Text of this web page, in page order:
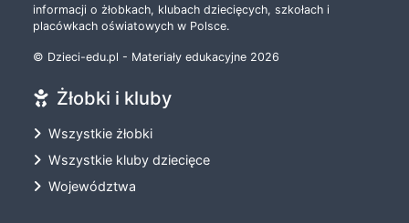
informacji o żłobkach, klubach dziecięcych, szkołach i
placówkach oświatowych w Polsce.
© Dzieci-edu.pl - Materiały edukacyjne 2026
Żłobki i kluby
Wszystkie żłobki
Wszystkie kluby dziecięce
Województwa